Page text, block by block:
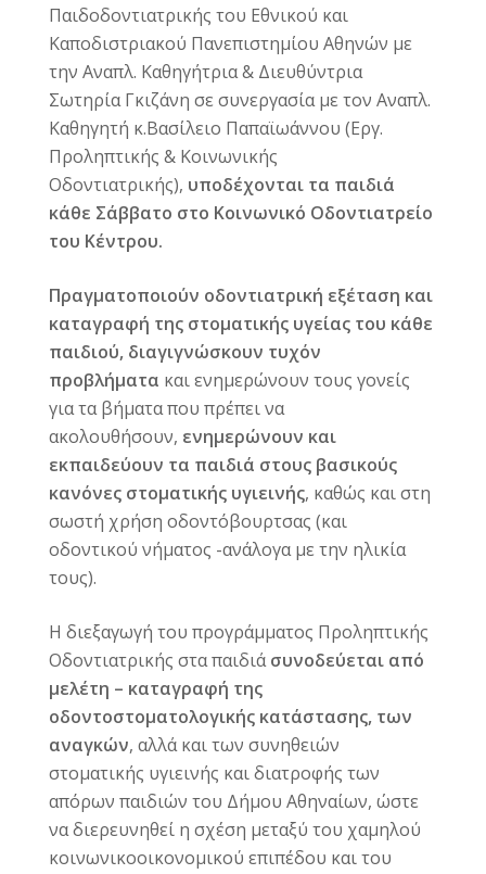
Παιδοδοντιατρικής του Εθνικού και
Καποδιστριακού Πανεπιστημίου Αθηνών με
την Αναπλ. Καθηγήτρια & Διευθύντρια
Σωτηρία Γκιζάνη σε συνεργασία με τον Αναπλ.
Καθηγητή κ.Βασίλειο Παπαϊωάννου (Εργ.
Προληπτικής & Κοινωνικής
Οδοντιατρικής), υποδέχονται τα παιδιά
κάθε Σάββατο στο Κοινωνικό Οδοντιατρείο
του Κέντρου.
Πραγματοποιούν οδοντιατρική εξέταση και
καταγραφή της στοματικής υγείας του κάθε
παιδιού, διαγιγνώσκουν τυχόν
προβλήματα και ενημερώνουν τους γονείς
για τα βήματα που πρέπει να
ακολουθήσουν, ενημερώνουν και
εκπαιδεύουν τα παιδιά στους βασικούς
κανόνες στοματικής υγιεινής, καθώς και στη
σωστή χρήση οδοντόβουρτσας (και
οδοντικού νήματος -ανάλογα με την ηλικία
τους).
Η διεξαγωγή του προγράμματος Προληπτικής
Οδοντιατρικής στα παιδιάσυνοδεύεται από
μελέτη – καταγραφή της
οδοντοστοματολογικής κατάστασης, των
αναγκών, αλλά και των συνηθειών
στοματικής υγιεινής και διατροφής των
απόρων παιδιών του Δήμου Αθηναίων, ώστε
να διερευνηθεί η σχέση μεταξύ του χαμηλού
κοινωνικοοικονομικού επιπέδου και του